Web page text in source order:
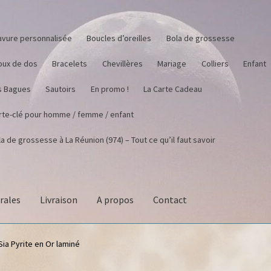
personnalisée Boucles d’oreilles Bola de grossesse
de dos Bracelets Chevillères Mariage Colliers Enfant
Bagues Sautoirs En promo ! La Carte Cadeau
clé pour homme / femme / enfant
de grossesse à La Réunion (974) – Tout ce qu’il faut savoir
Livraison A propos Contact
Pyrite en Or laminé